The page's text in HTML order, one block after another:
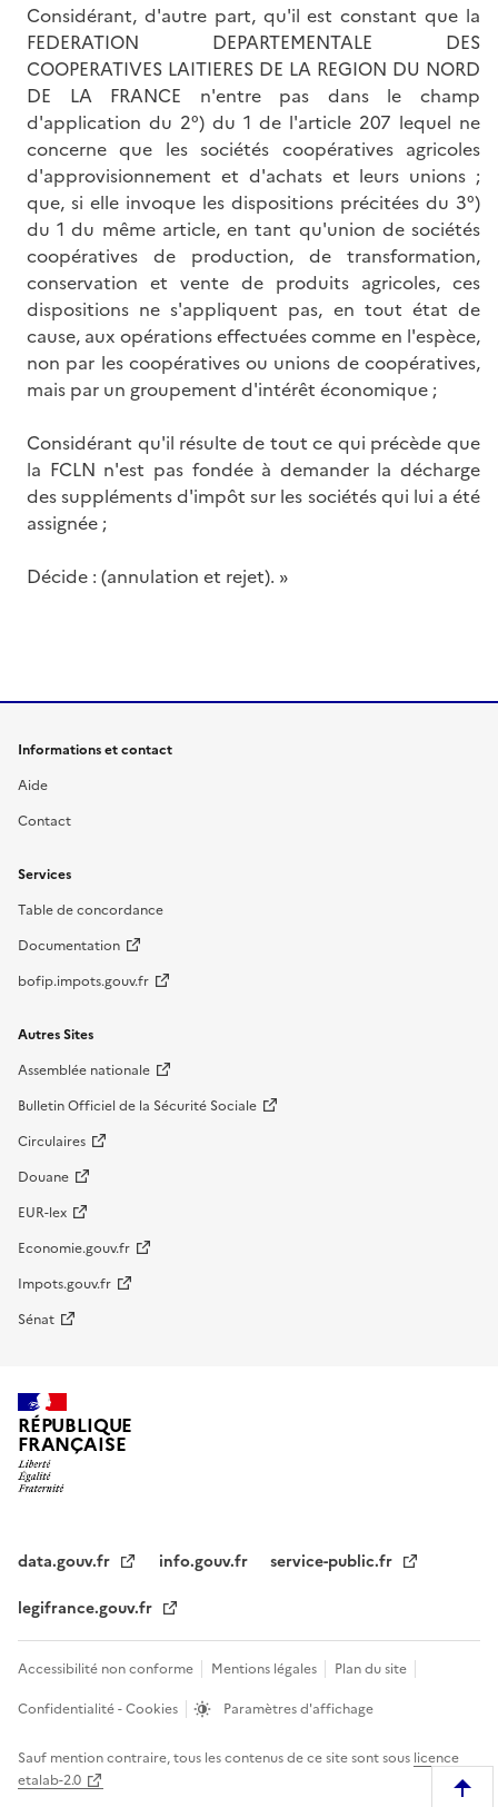
Considérant, d'autre part, qu'il est constant que la
FEDERATION DEPARTEMENTALE DES
COOPERATIVES LAITIERES DE LA REGION DU NORD
DE LA FRANCE n'entre pas dans le champ
d'application du 2°) du 1 de l'article 207 lequel ne
concerne que les sociétés coopératives agricoles
d'approvisionnement et d'achats et leurs unions ;
que, si elle invoque les dispositions précitées du 3°)
du 1 du même article, en tant qu'union de sociétés
coopératives de production, de transformation,
conservation et vente de produits agricoles, ces
dispositions ne s'appliquent pas, en tout état de
cause, aux opérations effectuées comme en l'espèce,
non par les coopératives ou unions de coopératives,
mais par un groupement d'intérêt économique ;
Considérant qu'il résulte de tout ce qui précède que
la FCLN n'est pas fondée à demander la décharge
des suppléments d'impôt sur les sociétés qui lui a été
assignée ;
Décide : (annulation et rejet). »
Informations et contact
Aide
Contact
Services
Table de concordance
Documentation
bofip.impots.gouv.fr
Autres Sites
Assemblée nationale
Bulletin Officiel de la Sécurité Sociale
Circulaires
Douane
EUR-lex
Economie.gouv.fr
Impots.gouv.fr
Sénat
RÉPUBLIQUE
FRANÇAISE
data.gouv.fr info.gouv.fr
service-public.fr
legifrance.gouv.fr
Accessibilité non conforme Mentions légales
Plan du site
Confidentialité - Cookies
Paramètres d'affichage
Sauf mention contraire, tous les contenus de ce site sont sous licence
etalab-2.0